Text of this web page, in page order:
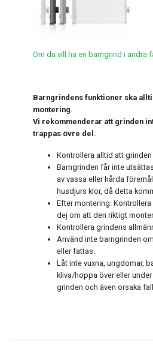
Om du vill ha en barngrind i andra
Barngrindens funktioner ska
montering.
Vi rekommenderar att grinden
trappas övre del.
Kontrollera alltid att
Barngrinden får inte
av vassa eller hårda
husdjurs klor, då detta
Efter montering:
dej om att den riktigt
Kontrollera grindens
Använd inte barngrinden
eller fattas.
Låt inte vuxna, ungdomar,
kliva/hoppa över eller
grinden och även orsaka